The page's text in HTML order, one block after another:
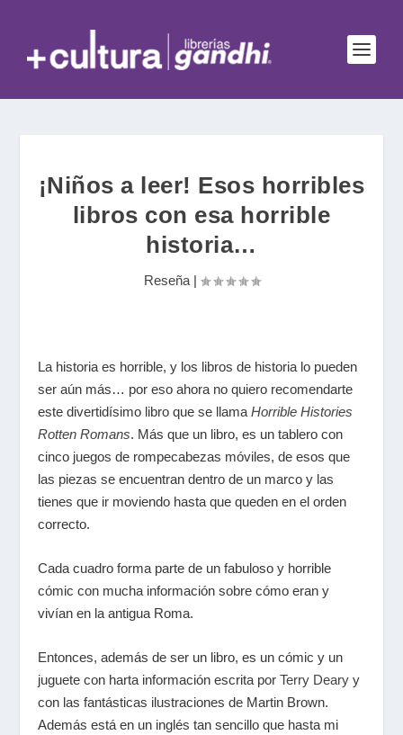
¡Niños a leer! Esos horribles
libros con esa horrible
historia…
Reseña|
La historia es horrible, y los libros de historia lo pueden
ser aún más… por eso ahora no quiero recomendarte
este divertidísimo libro que se llamaHorrible Histories
Rotten Romans. Más que un libro, es un tablero con
cinco juegos de rompecabezas móviles, de esos que
las piezas se encuentran dentro de un marco y las
tienes que ir moviendo hasta que queden en el orden
correcto.
Cada cuadro forma parte de un fabuloso y horrible
cómic con mucha información sobre cómo eran y
vivían en la antigua Roma.
Entonces, además de ser un libro, es un cómic y un
juguete con harta información escrita porTerry Deary y
con las fantásticas ilustraciones de Martin Brown.
Además está en un inglés tan sencillo que hasta mi